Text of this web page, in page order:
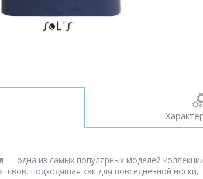
— одна из самых популярных моделей
швов, подходящая как для повседневной